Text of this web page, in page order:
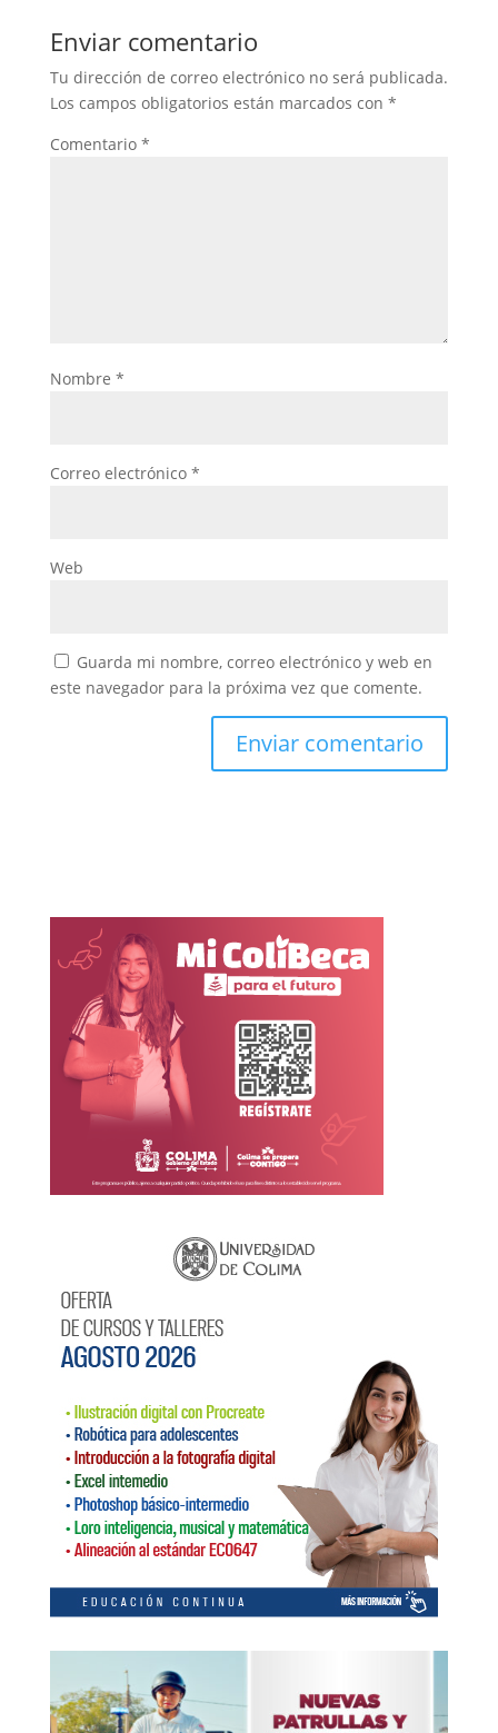
Enviar comentario
Tu dirección de correo electrónico no será publicada.
Los campos obligatorios están marcados con *
Comentario *
Nombre *
Correo electrónico *
Web
Guarda mi nombre, correo electrónico y web en
este navegador para la próxima vez que comente.